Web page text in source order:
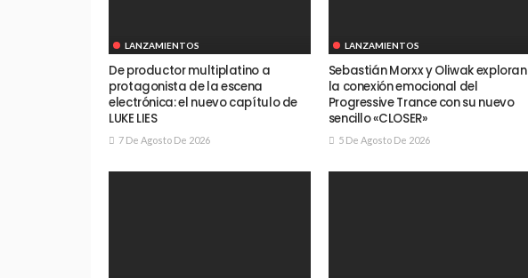
LANZAMIENTOS
De productor multiplatino a
protagonista de la escena
electrónica: el nuevo capítulo de
LUKE LIES
7 De Agosto De 2026
LANZAMIENTOS
Sebastián Morxx y Oliwak exploran
la conexión emocional del
Progressive Trance con su nuevo
sencillo «CLOSER»
5 De Agosto De 2026